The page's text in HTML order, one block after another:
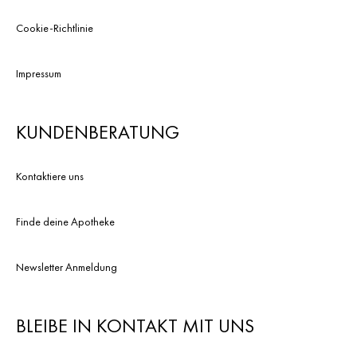
Cookie-Richtlinie
Impressum
KUNDENBERATUNG
Kontaktiere uns
Finde deine Apotheke
Newsletter Anmeldung
BLEIBE IN KONTAKT MIT UNS